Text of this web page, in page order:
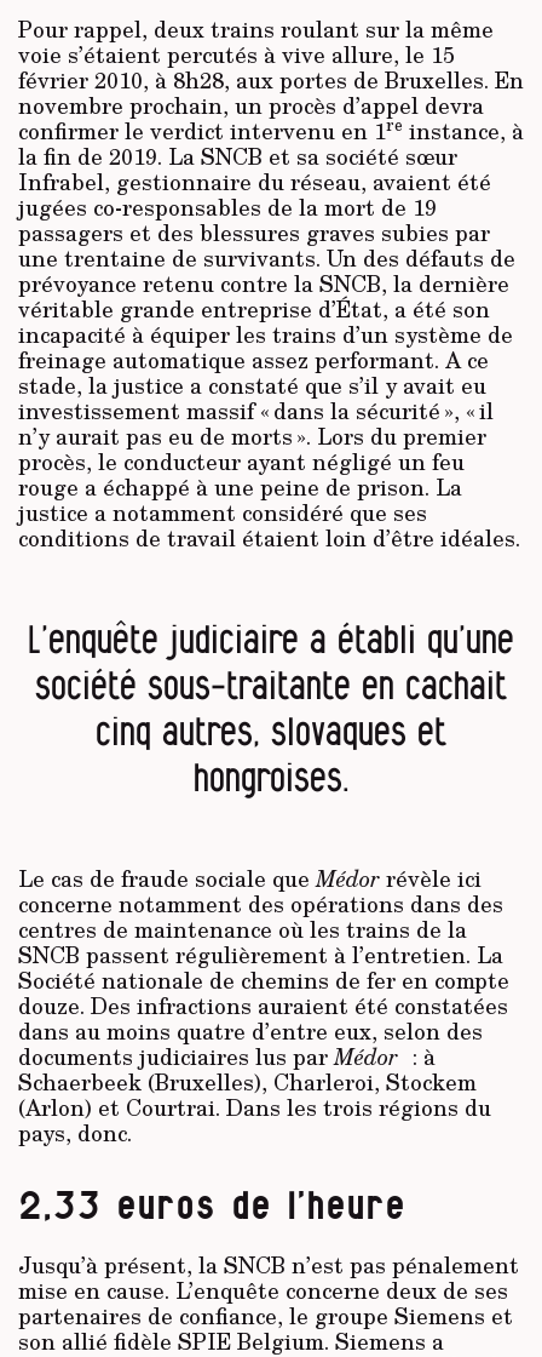
Pour rappel, deux trains roulant sur la même
voie s’étaient percutés à vive allure, le 15
février 2010, à 8h28, aux portes de Bruxelles. En
novembre prochain, un procès d’appel devra
confirmer le verdict intervenu en 1re instance, à
la fin de 2019. La SNCB et sa société sœur
Infrabel, gestionnaire du réseau, avaient été
jugées co-responsables de la mort de 19
passagers et des blessures graves subies par
une trentaine de survivants. Un des défauts de
prévoyance retenu contre la SNCB, la dernière
véritable grande entreprise d’État, a été son
incapacité à équiper les trains d’un système de
freinage automatique assez performant. A ce
stade, la justice a constaté que s’il y avait eu
investissement massif « dans la sécurité », « il
n’y aurait pas eu de morts ». Lors du premier
procès, le conducteur ayant négligé un feu
rouge a échappé à une peine de prison. La
justice a notamment considéré que ses
conditions de travail étaient loin d’être idéales.
L’enquête judiciaire a établi qu’une
société sous-traitante en cachait
cinq autres, slovaques et
hongroises.
Le cas de fraude sociale queMédorrévèle ici
concerne notamment des opérations dans des
centres de maintenance où les trains de la
SNCB passent régulièrement à l’entretien. La
Société nationale de chemins de fer en compte
douze. Des infractions auraient été constatées
dans au moins quatre d’entre eux, selon des
documents judiciaires lus parMédor : à
Schaerbeek (Bruxelles), Charleroi, Stockem
(Arlon) et Courtrai. Dans les trois régions du
pays, donc.
2,33 euros de l’heure
Jusqu’à présent, la SNCB n’est pas pénalement
mise en cause. L’enquête concerne deux de ses
partenaires de confiance, le groupe Siemens et
son allié fidèle SPIE Belgium. Siemens a